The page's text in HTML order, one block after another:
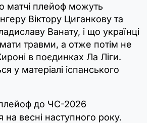
матчі плейоф можуть
Віктору Циганкову та
Ванату, і що українці
травми, а отже потім не
в поєдинках Ла Ліги.
у матеріалі іспанського
до ЧС-2026
на весні наступного року.